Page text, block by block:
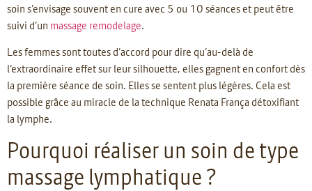
soin s’envisage souvent en cure avec 5 ou 10 séances et peut être
suivi d’un massage remodelage.
Les femmes sont toutes d’accord pour dire qu’au-delà de
l’extraordinaire effet sur leur silhouette, elles gagnent en confort dès
la première séance de soin. Elles se sentent plus légères. Cela est
possible grâce au miracle de la technique Renata França détoxifiant
la lymphe.
Pourquoi réaliser un soin de type
massage lymphatique ?